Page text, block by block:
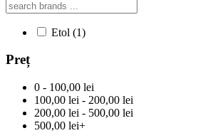
Etol (1)
Preț
0 - 100,00 lei
100,00 lei - 200,00 lei
200,00 lei - 500,00 lei
500,00 lei+